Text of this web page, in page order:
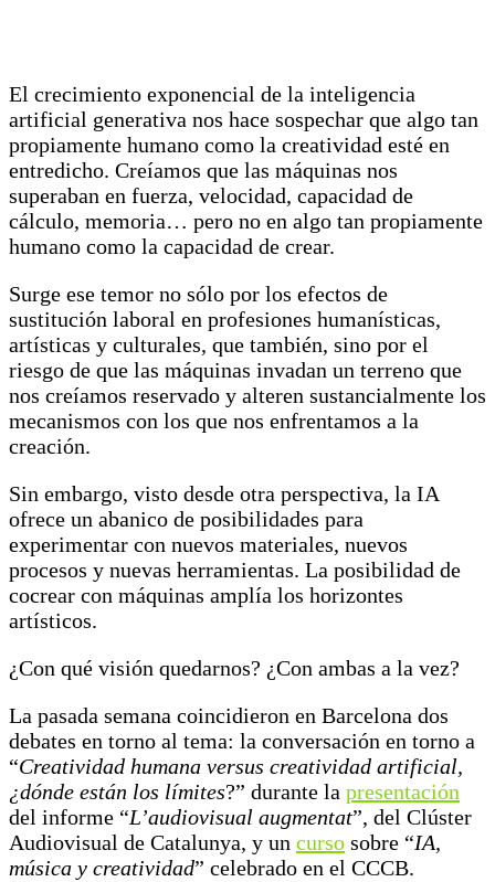
El crecimiento exponencial de la inteligencia
artificial generativa nos hace sospechar que algo tan
propiamente humano como la creatividad esté en
entredicho. Creíamos que las máquinas nos
superaban en fuerza, velocidad, capacidad de
cálculo, memoria… pero no en algo tan propiamente
humano como la capacidad de crear.
Surge ese temor no sólo por los efectos de
sustitución laboral en profesiones humanísticas,
artísticas y culturales, que también, sino por el
riesgo de que las máquinas invadan un terreno que
nos creíamos reservado y alteren sustancialmente los
mecanismos con los que nos enfrentamos a la
creación.
Sin embargo, visto desde otra perspectiva, la IA
ofrece un abanico de posibilidades para
experimentar con nuevos materiales, nuevos
procesos y nuevas herramientas. La posibilidad de
cocrear con máquinas amplía los horizontes
artísticos.
¿Con qué visión quedarnos? ¿Con ambas a la vez?
La pasada semana coincidieron en Barcelona dos
debates en torno al tema: la conversación en torno a
“Creatividad humana versus creatividad artificial,
¿dónde están los límites?” durante la presentación
del informe “L’audiovisual augmentat”, del Clúster
Audiovisual de Catalunya, y un curso sobre “IA,
música y creatividad” celebrado en el CCCB.